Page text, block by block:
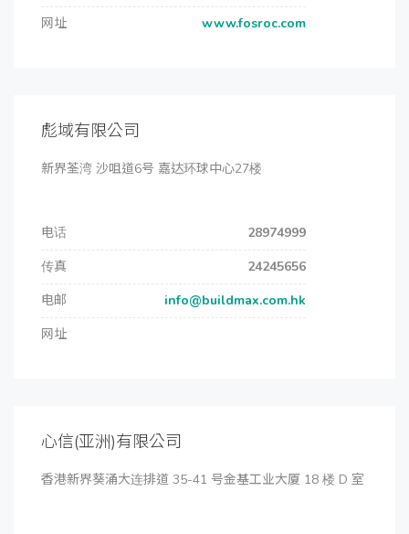
网址
www.fosroc.com
彪域有限公司
新界荃湾 沙咀道6号 嘉达环球中心27楼
电话
28974999
传真
24245656
电邮
info@buildmax.com.hk
网址
心信(亚洲)有限公司
香港新界葵涌大连排道 35-41 号金基工业大厦 18 楼 D 室